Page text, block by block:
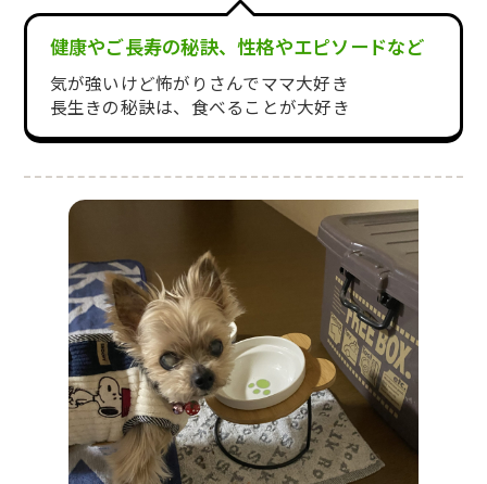
健康やご長寿の秘訣、性格やエピソードなど
気が強いけど怖がりさんでママ大好き
長生きの秘訣は、食べることが大好き